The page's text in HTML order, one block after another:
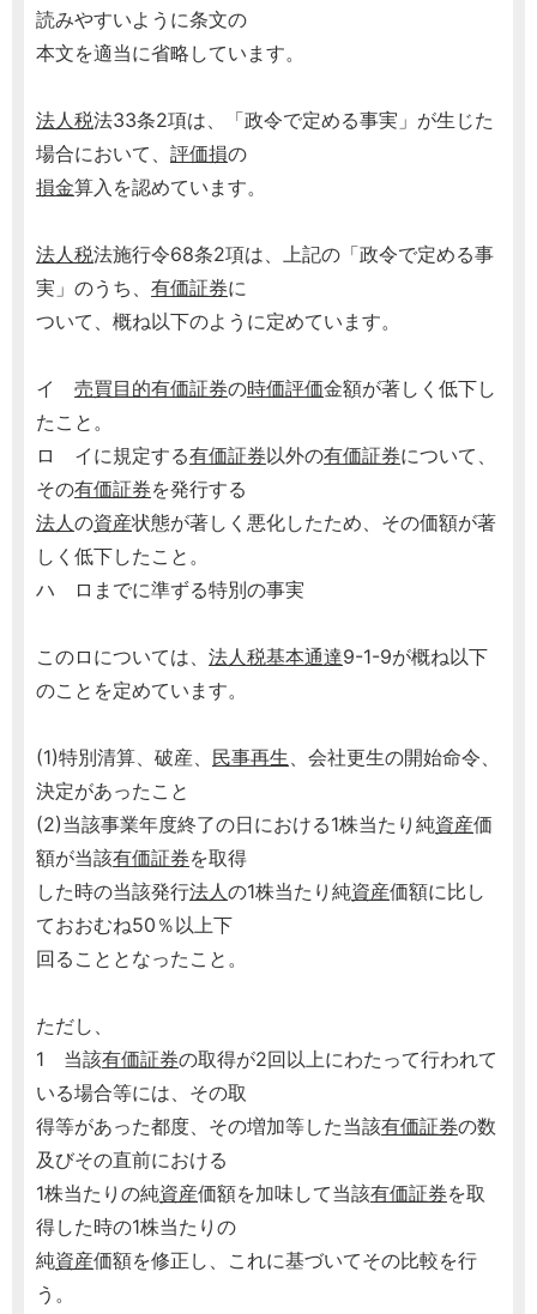
読みやすいように条文の
本文を適当に省略しています。
法人税法33条2項は、「政令で定める事実」が生じた
場合において、 評価損の
損金算入を認めています。
法人税法施行令68条2項は、上記の「政令で定める事
実」のうち、 有価証券に
ついて、概ね以下のように定めています。
イ 売買目的有価証券の時価評価金額が著しく低下し
たこと。
ロ イに規定する有価証券以外の有価証券について、
その有価証券を発行する
法人の資産状態が著しく悪化したため、その価額が著
しく低下したこと。
ハ ロまでに準ずる特別の事実
このロについては、 法人税基本通達9-1-9が概ね以下
のことを定めています。
(1)特別清算、破産、 民事再生、会社更生の開始命令、
決定があったこと
(2)当該事業年度終了の日における1株当たり純資産価
額が当該有価証券を取得
した時の当該発行法人の1株当たり純資産価額に比し
ておおむね50％以上下
回ることとなったこと。
ただし、
1 当該有価証券の取得が2回以上にわたって行われて
いる場合等には、その取
得等があった都度、その増加等した当該有価証券の数
及びその直前における
1株当たりの純資産価額を加味して当該有価証券を取
得した時の1株当たりの
純資産価額を修正し、これに基づいてその比較を行
う。